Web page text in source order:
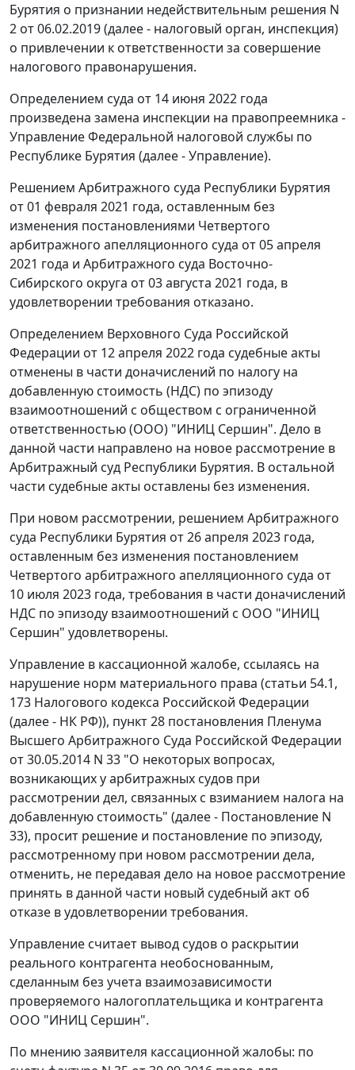
Бурятия о признании недействительным решения N
2 от 06.02.2019 (далее - налоговый орган, инспекция)
о привлечении к ответственности за совершение
налогового правонарушения.
Определением суда от 14 июня 2022 года
произведена замена инспекции на правопреемника -
Управление Федеральной налоговой службы по
Республике Бурятия (далее - Управление).
Решением Арбитражного суда Республики Бурятия
от 01 февраля 2021 года, оставленным без
изменения постановлениями Четвертого
арбитражного апелляционного суда от 05 апреля
2021 года и Арбитражного суда Восточно-
Сибирского округа от 03 августа 2021 года, в
удовлетворении требования отказано.
Определением Верховного Суда Российской
Федерации от 12 апреля 2022 года судебные акты
отменены в части доначислений по налогу на
добавленную стоимость (НДС) по эпизоду
взаимоотношений с обществом с ограниченной
ответственностью (ООО) "ИНИЦ Сершин". Дело в
данной части направлено на новое рассмотрение в
Арбитражный суд Республики Бурятия. В остальной
части судебные акты оставлены без изменения.
При новом рассмотрении, решением Арбитражного
суда Республики Бурятия от 26 апреля 2023 года,
оставленным без изменения постановлением
Четвертого арбитражного апелляционного суда от
10 июля 2023 года, требования в части доначислений
НДС по эпизоду взаимоотношений с ООО "ИНИЦ
Сершин" удовлетворены.
Управление в кассационной жалобе, ссылаясь на
нарушение норм материального права (статьи 54.1,
173 Налогового кодекса Российской Федерации
(далее - НК РФ)), пункт 28 постановления Пленума
Высшего Арбитражного Суда Российской Федерации
от 30.05.2014 N 33 "О некоторых вопросах,
возникающих у арбитражных судов при
рассмотрении дел, связанных с взиманием налога на
добавленную стоимость" (далее - Постановление N
33), просит решение и постановление по эпизоду,
рассмотренному при новом рассмотрении дела,
отменить, не передавая дело на новое рассмотрение
принять в данной части новый судебный акт об
отказе в удовлетворении требования.
Управление считает вывод судов о раскрытии
реального контрагента необоснованным,
сделанным без учета взаимозависимости
проверяемого налогоплательщика и контрагента
ООО "ИНИЦ Сершин".
По мнению заявителя кассационной жалобы: по